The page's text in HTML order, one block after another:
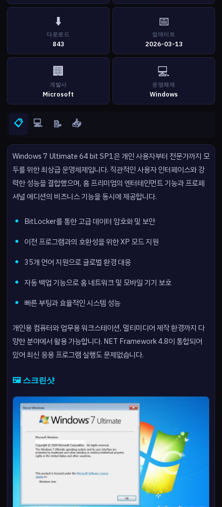
⬇️
다운로드
843
📅
업데이트
2026-03-13
🏢
개발사
Microsoft
💻
운영체제
Windows
📋 💻 📝 📥
Windows 7 Ultimate 64 bit SP1은 개인 사용자부터 전문가까지 모
두를 위한 최상급 운영체제입니다. 직관적인 사용자 인터페이스와 강
력한 성능을 결합했으며, 홈 프리미엄의 엔터테인먼트 기능과 프로페
셔널 에디션의 비즈니스 기능을 동시에 제공합니다.
BitLocker를 통한 고급 데이터 암호화 및 보안
이전 프로그램과의 호환성을 위한 XP 모드 지원
35개 언어 지원으로 글로벌 환경 대응
자동 백업 기능으로 홈 네트워크 및 모바일 기기 보호
빠른 부팅과 효율적인 시스템 성능
개인용 컴퓨터와 업무용 워크스테이션, 멀티미디어 제작 환경까지 다
양한 분야에서 활용 가능합니다. NET Framework 4.8이 통합되어
있어 최신 응용 프로그램 실행도 문제없습니다.
🖼️ 스크린샷